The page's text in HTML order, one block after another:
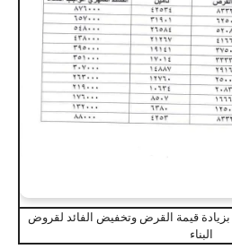
قيمة القرض وتخفيض الفائد لقروض
البناء